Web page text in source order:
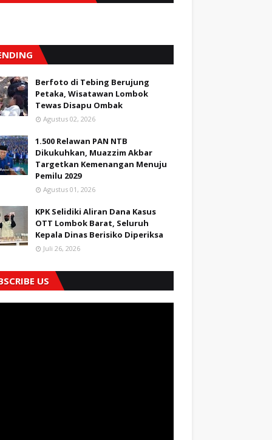
Berfoto di Tebing Berujung
Petaka, Wisatawan Lombok
Tewas Disapu Ombak
Agustus 02, 2026
1.500 Relawan PAN NTB
Dikukuhkan, Muazzim Akbar
Targetkan Kemenangan Menuju
Pemilu 2029
Agustus 01, 2026
KPK Selidiki Aliran Dana Kasus
OTT Lombok Barat, Seluruh
Kepala Dinas Berisiko Diperiksa
Juli 26, 2026
US